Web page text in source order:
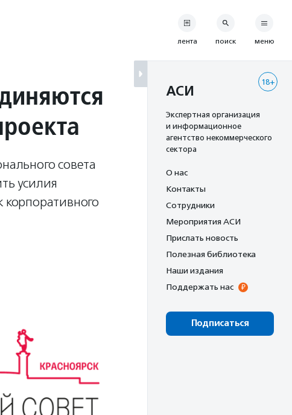
совета
усилия
лента поиск меню
18+
АСИ
Экспертная организация
и информационное
агентство некоммерческого
сектора
О нас
Контакты
Сотрудники
Мероприятия АСИ
Прислать новость
Полезная библиотека
Наши издания
Поддержать нас
Подписаться